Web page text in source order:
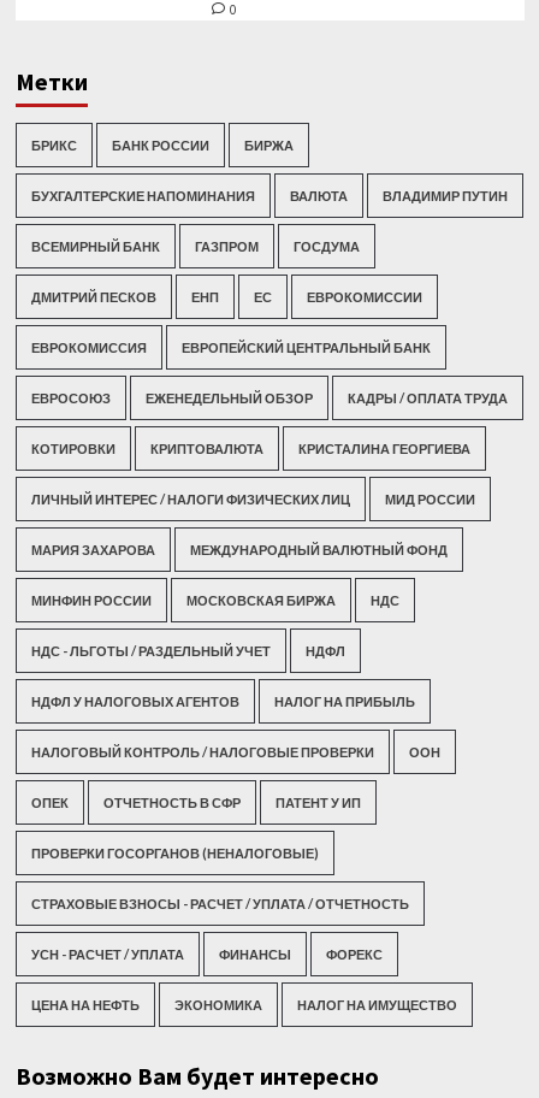
0
Метки
БРИКС БАНК РОССИИ БИРЖА
БУХГАЛТЕРСКИЕ НАПОМИНАНИЯ ВАЛЮТА ВЛАДИМИР ПУТИН
ВСЕМИРНЫЙ БАНК ГАЗПРОМ ГОСДУМА
ДМИТРИЙ ПЕСКОВ ЕНП ЕС ЕВРОКОМИССИИ
ЕВРОКОМИССИЯ ЕВРОПЕЙСКИЙ ЦЕНТРАЛЬНЫЙ БАНК
ЕВРОСОЮЗ ЕЖЕНЕДЕЛЬНЫЙ ОБЗОР КАДРЫ / ОПЛАТА ТРУДА
КОТИРОВКИ КРИПТОВАЛЮТА КРИСТАЛИНА ГЕОРГИЕВА
ЛИЧНЫЙ ИНТЕРЕС / НАЛОГИ ФИЗИЧЕСКИХ ЛИЦ МИД РОССИИ
МАРИЯ ЗАХАРОВА МЕЖДУНАРОДНЫЙ ВАЛЮТНЫЙ ФОНД
МИНФИН РОССИИ МОСКОВСКАЯ БИРЖА НДС
НДС - ЛЬГОТЫ / РАЗДЕЛЬНЫЙ УЧЕТ НДФЛ
НДФЛ У НАЛОГОВЫХ АГЕНТОВ НАЛОГ НА ПРИБЫЛЬ
НАЛОГОВЫЙ КОНТРОЛЬ / НАЛОГОВЫЕ ПРОВЕРКИ ООН
ОПЕК ОТЧЕТНОСТЬ В СФР ПАТЕНТ У ИП
ПРОВЕРКИ ГОСОРГАНОВ (НЕНАЛОГОВЫЕ)
СТРАХОВЫЕ ВЗНОСЫ - РАСЧЕТ / УПЛАТА / ОТЧЕТНОСТЬ
УСН - РАСЧЕТ / УПЛАТА ФИНАНСЫ ФОРЕКС
ЦЕНА НА НЕФТЬ ЭКОНОМИКА НАЛОГ НА ИМУЩЕСТВО
Возможно Вам будет интересно